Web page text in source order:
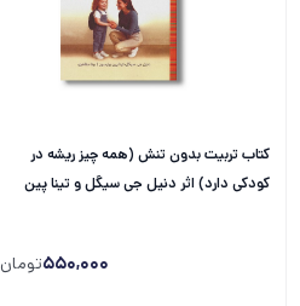
کتاب تربیت بدون تنش (همه چیز ریشه در
کودکی دارد) اثر دنیل جی سیگل و تینا پین
550,000تومان